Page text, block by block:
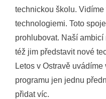
technickou školu.
technologiemi. Toto
prohlubovat. Naší
též jim představit nové
Letos v Ostravě
programu jen jednu
přidat víc.